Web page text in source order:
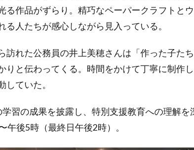
る作品がずらり。精巧なペーパークラフトと
る人たちが感心しながら見入っている。
訪れた公務員の井上美穂さんは「作った子た
りと伝わってくる。時間をかけて丁寧に制作
していた。
習の成果を披露し、特別支援教育への理解を
午後5時（最終日午後2時）。